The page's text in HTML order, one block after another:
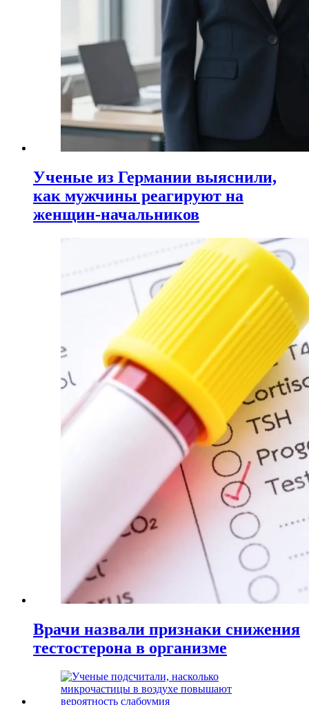
Ученые из Германии выяснили,
как мужчины реагируют на
женщин-начальников
Врачи назвали признаки снижения
тестостерона в организме